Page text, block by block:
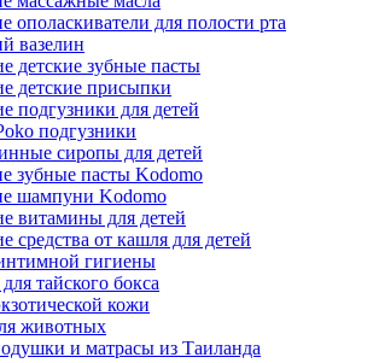
ополаскиватели для полости рта
вазелин
детские зубные пасты
детские присыпки
подгузники для детей
подгузники
сиропы для детей
зубные пасты Kodomo
шампуни Kodomo
витамины для детей
средства от кашля для детей
гигиены
тайского бокса
кожи
животных
и матрасы из Таиланда